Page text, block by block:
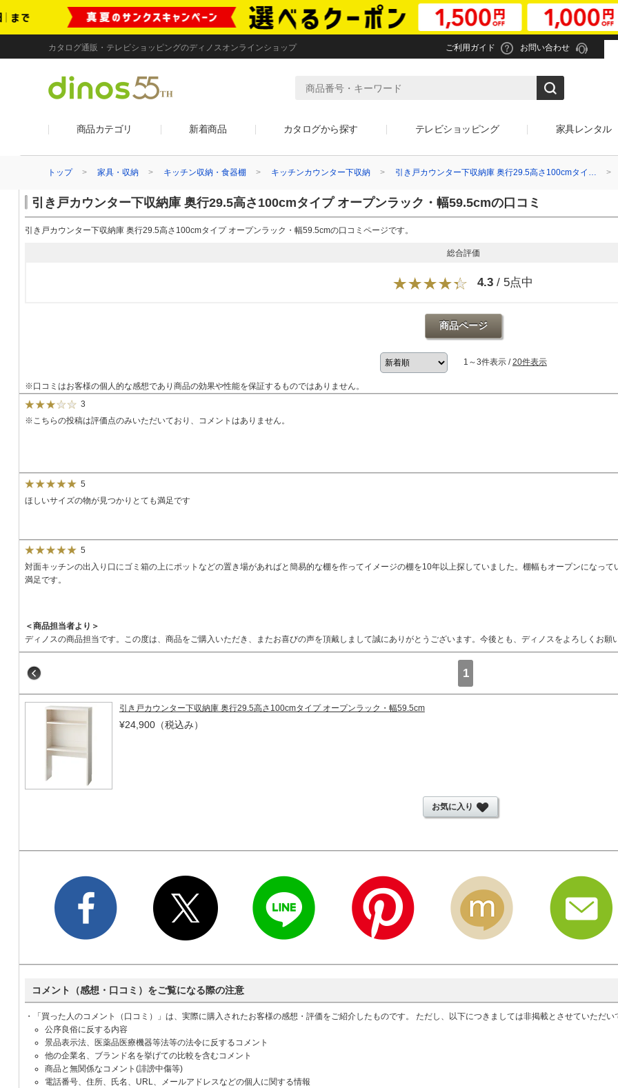
カタログ通販・テレビショッピングのディノスオンラインショップ ご利用ガイド お問い合わせ
商品カテゴリ 新着商品 カタログから探す テレビショッピング 家具レンタル
トップ 家具・収納 キッチン収納・食器棚 キッチンカウンター下収納 引き戸カウンター下収納庫 奥行29.5高さ100cmタイ…
引き戸カウンター下収納庫 奥行29.5高さ100cmタイプ オープンラック・幅59.5cmの口コミ
引き戸カウンター下収納庫 奥行29.5高さ100cmタイプ オープンラック・幅59.5cmの口コミページです。
総合評価
4.3 / 5点中
商品ページ
1～3件表示 /20件表示
※口コミはお客様の個人的な感想であり商品の効果や性能を保証するものではありません。
3
※こちらの投稿は評価点のみいただいており、コメントはありません。
5
ほしいサイズの物が見つかりとても満足です
5
対面キッチンの出入り口にゴミ箱の上にポットなどの置き場があればと簡易的な棚を作ってイメージの棚を10年以上探していました。棚幅もオープンになっ
満足です。
＜商品担当者より＞
ディノスの商品担当です。この度は、商品をご購入いただき、またお喜びの声を頂戴しまして誠にありがとうございます。今後とも、ディノスをよろしくお願
1
引き戸カウンター下収納庫 奥行29.5高さ100cmタイプ オープンラック・幅59.5cm
¥24,900（税込み）
お気に入り
コメント（感想・口コミ）をご覧になる際の注意
・「買った人のコメント（口コミ）」は、実際に購入されたお客様の感想・評価をご紹介したものです。 ただし、以下につきましては非掲載とさせていただ
公序良俗に反する内容
景品表示法、医薬品医療機器等法等の法令に反するコメント
他の企業名、ブランド名を挙げての比較を含むコメント
商品と無関係なコメント(誹謗中傷等)
電話番号、住所、氏名、URL、メールアドレスなどの個人に関する情報